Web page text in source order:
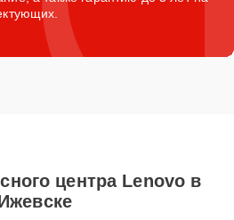
центра Lenovo в